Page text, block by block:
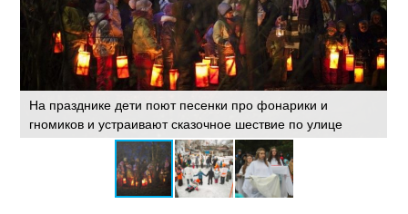
На празднике дети поют песенки про фонарики и
гномиков и устраивают сказочное шествие по улице